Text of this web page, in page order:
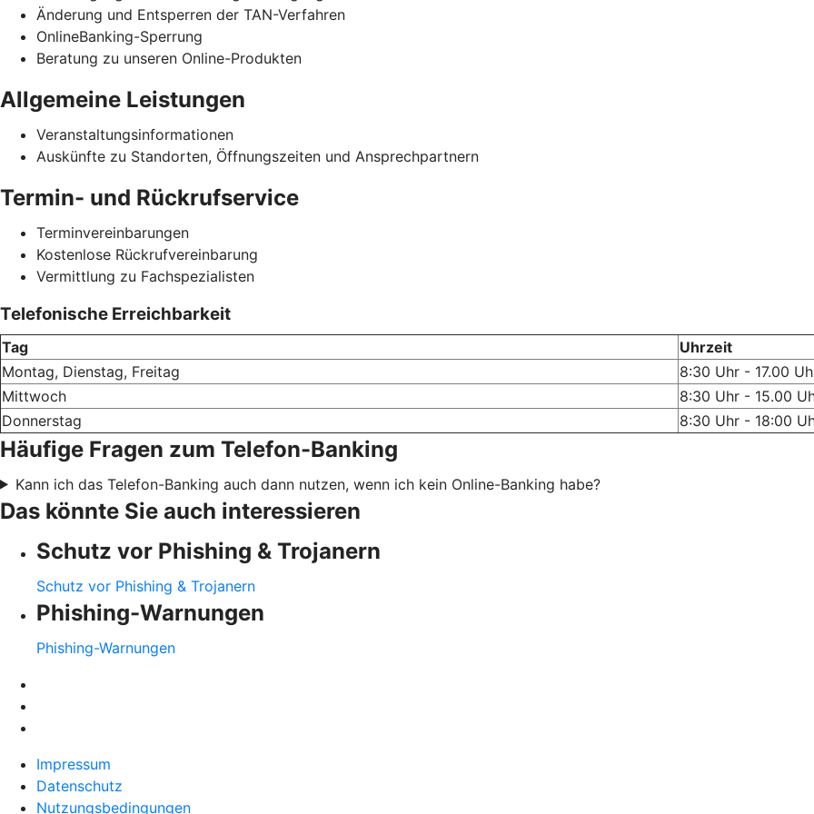
Änderung und Entsperren der TAN-Verfahren
OnlineBanking-Sperrung
Beratung zu unseren Online-Produkten
Allgemeine Leistungen
Veranstaltungsinformationen
Auskünfte zu Standorten, Öffnungszeiten und Ansprechpartnern
Termin- und Rückrufservice
Terminvereinbarungen
Kostenlose Rückrufvereinbarung
Vermittlung zu Fachspezialisten
Telefonische Erreichbarkeit
Tag
Uhrzeit
Montag, Dienstag, Freitag
8:30 Uhr - 17.00
Mittwoch
8:30 Uhr - 15.00
Donnerstag
8:30 Uhr - 18:00
Häufige Fragen zum Telefon-Banking
Kann ich das Telefon-Banking auch dann nutzen, wenn ich kein Online-Banking habe?
Das könnte Sie auch interessieren
Schutz vor Phishing & Trojanern
Schutz vor Phishing & Trojanern
Phishing-Warnungen
Phishing-Warnungen
Impressum
Datenschutz
Nutzungsbedingungen